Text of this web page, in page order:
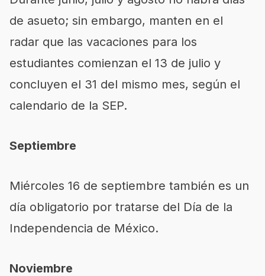
de asueto; sin embargo, manten en el
radar que las vacaciones para los
estudiantes comienzan el 13 de julio y
concluyen el 31 del mismo mes, según el
calendario de la SEP.
Septiembre
Miércoles 16 de septiembre también es un
día obligatorio por tratarse del Día de la
Independencia de México.
Noviembre